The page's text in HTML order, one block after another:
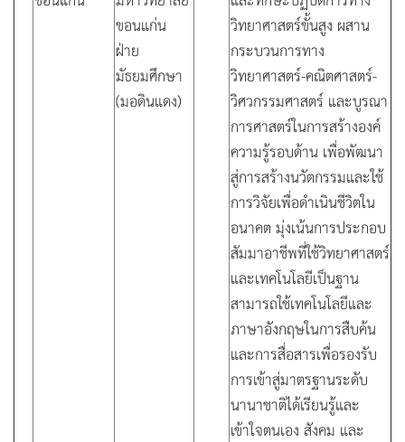
ขอนแก่น
ฝ่าย
มัธยมศึกษา
(มอดินแดง)
วิทยาศาสตร์ขั้นสูง ผสาน
กระบวนการทาง
วิทยาศาสตร์-คณิตศาสตร์-
วิศวกรรมศาสตร์ และบูรณา
การศาสตร์ในการสร้างองค์
ความรู้รอบด้าน เพื่อพัฒนา
สู่การสร้างนวัตกรรมและใช้
การวิจัยเพื่อดำเนินชีวิตใน
อนาคต มุ่งเน้นการประกอบ
สัมมาอาชีพที่ใช้วิทยาศาสตร์
และเทคโนโลยีเป็นฐาน
สามารถใช้เทคโนโลยีและ
ภาษาอังกฤษในการสืบค้น
และการสื่อสารเพื่อรองรับ
การเข้าสู่มาตรฐานระดับ
นานาชาติได้เรียนรู้และ
เข้าใจตนเอง สังคม และ